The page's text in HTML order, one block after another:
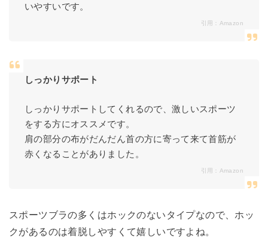
いやすいです。
引用： Amazon
しっかりサポート
しっかりサポートしてくれるので、激しいスポーツ
をする方にオススメです。
肩の部分の布がだんだん首の方に寄って来て首筋が
赤くなることがありました。
引用： Amazon
スポーツブラの多くはホックのないタイプなので、ホッ
クがあるのは着脱しやすくて嬉しいですよね。